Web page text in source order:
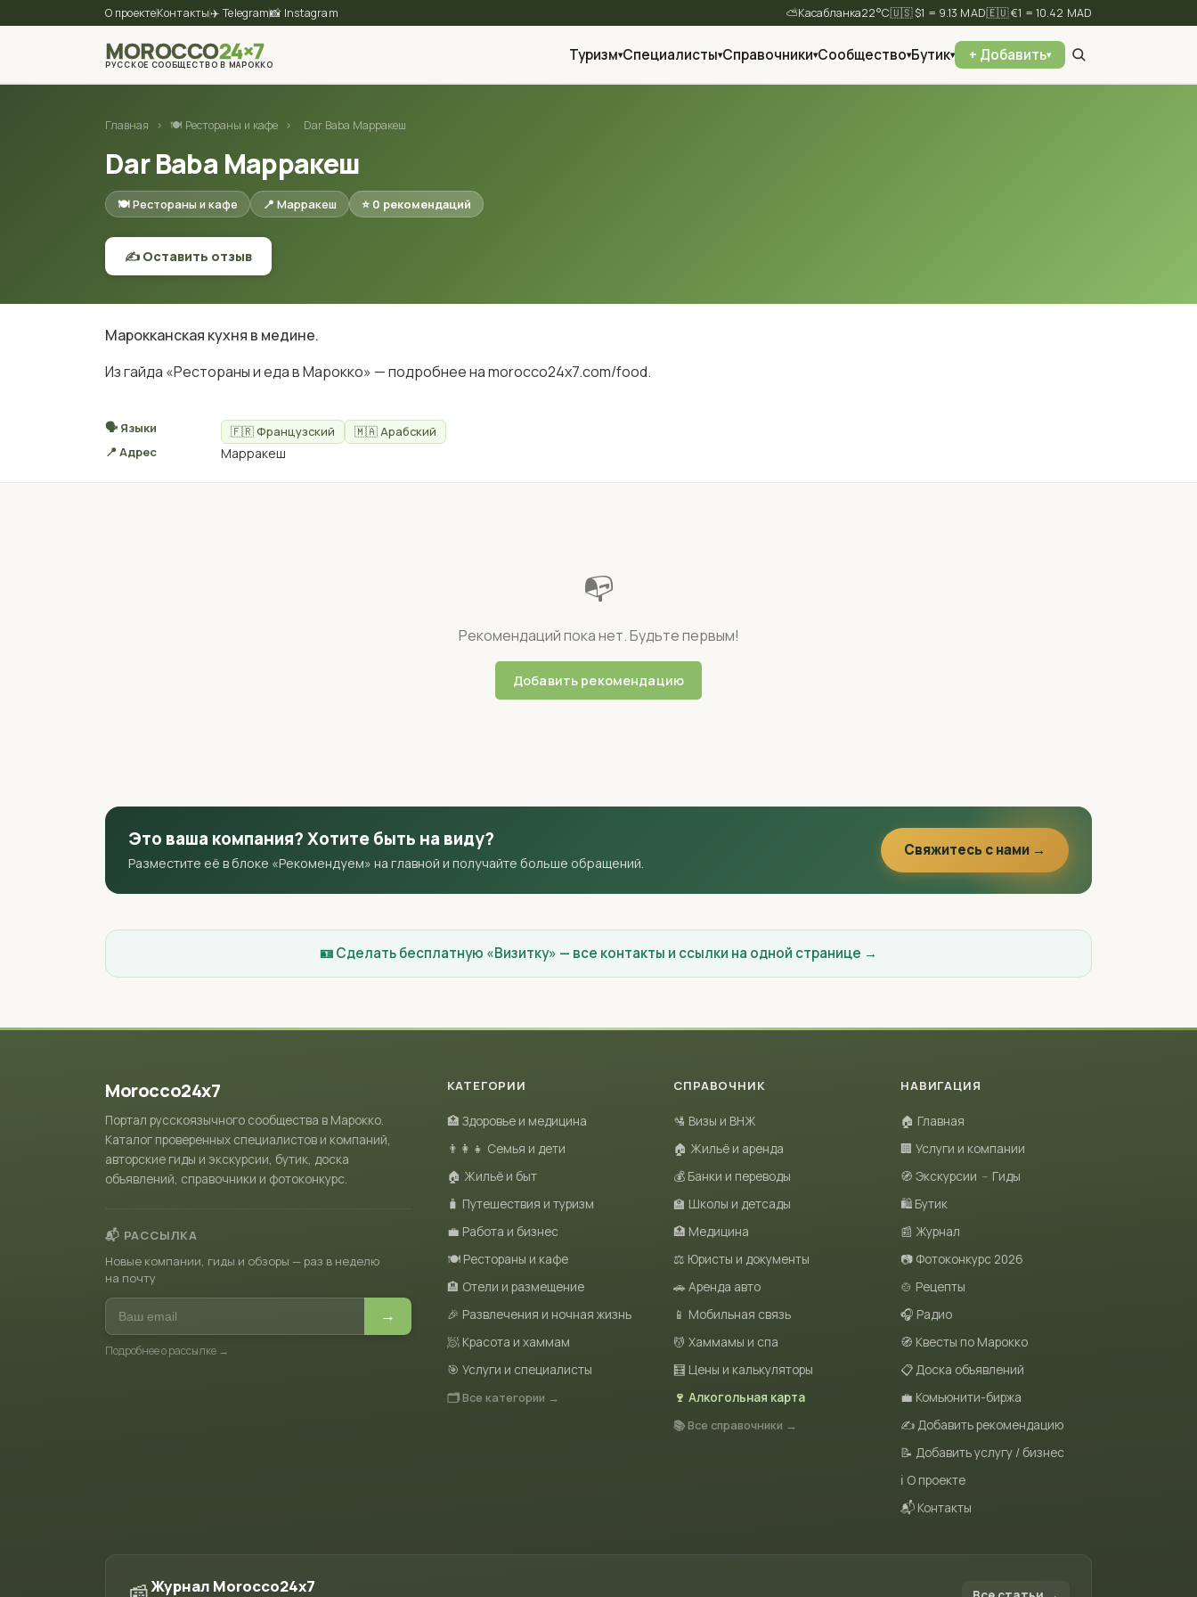
О проектеКонтакты✈️ Telegram📸 Instagram ⛅ 22°C🇺🇸 $1 = 9.13 MAD🇪🇺 €1 = 10.42 MAD
MOROCCO24×7
РУССКОЕ СООБЩЕСТВО В МАРОККО
Туризм▾Специалисты▾Справочники▾Сообщество▾Бутик▾ + Добавить▾
Главная › 🍽 Рестораны и кафе › Dar Baba Марракеш
Dar Baba Марракеш
🍽 Рестораны и кафе 📍 Марракеш ⭐ 0 рекомендаций
✍️ Оставить отзыв
Марокканская кухня в медине.
Из гайда «Рестораны и еда в Марокко» — подробнее на morocco24x7.com/food.
🗣 Языки 🇫🇷 Французский
🇲🇦 Арабский
📍 Адрес
Марракеш
📭
Рекомендаций пока нет. Будьте первым!
Добавить рекомендацию
Это ваша компания? Хотите быть на виду?
Разместите её в блоке «Рекомендуем» на главной и получайте больше обращений.
Свяжитесь с нами →
🪪 Сделать бесплатную «Визитку» — все контакты и ссылки на одной странице →
Morocco24x7
Портал русскоязычного сообщества в Марокко.
Каталог проверенных специалистов и компаний,
авторские гиды и экскурсии, бутик, доска
объявлений, справочники и фотоконкурс.
📬 РАССЫЛКА
Новые компании, гиды и обзоры — раз в неделю
на почту
→
Подробнее о рассылке →
КАТЕГОРИИ
🏥 Здоровье и медицина
👨‍👩‍👧 Семья и дети
🏠 Жильё и быт
🧳 Путешествия и туризм
💼 Работа и бизнес
🍽 Рестораны и кафе
🏨 Отели и размещение
🎉 Развлечения и ночная жизнь
🧖 Красота и хаммам
🎯 Услуги и специалисты
🗂 Все категории →
СПРАВОЧНИК
🛂 Визы и ВНЖ
🏠 Жильё и аренда
💰 Банки и переводы
🏫 Школы и детсады
🏥 Медицина
⚖️ Юристы и документы
🚗 Аренда авто
📱 Мобильная связь
💆 Хаммамы и спа
🧮 Цены и калькуляторы
🍷 Алкогольная карта
📚 Все справочники →
НАВИГАЦИЯ
🏠 Главная
🏢 Услуги и компании
🧭 Экскурсии – Гиды
🛍 Бутик
📰 Журнал
📷 Фотоконкурс 2026
🍲 Рецепты
🎧 Радио
🧭 Квесты по Марокко
📋 Доска объявлений
💼 Комьюнити-биржа
✍️ Добавить рекомендацию
📝 Добавить услугу / бизнес
ℹ️ О проекте
📬 Контакты
Журнал Morocco24x7